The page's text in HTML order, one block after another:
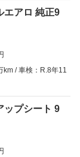
エアロ 純正9
km
車検：R.8年11
ップシート 9